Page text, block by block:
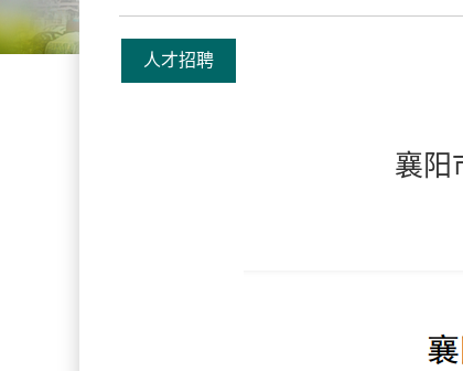
人才招聘
襄阳